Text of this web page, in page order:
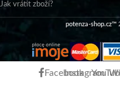
Jak vrátit zboží?
potenza-shop.cz™
FacebookInstagram